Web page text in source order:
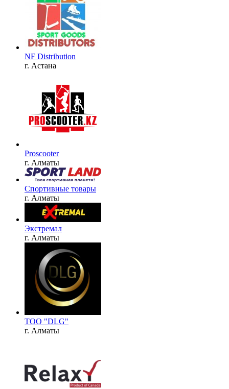
NF Distribution
г. Астана
Proscooter
г. Алматы
Спортивные товары
г. Алматы
Экстремал
г. Алматы
TOO "DLG"
г. Алматы